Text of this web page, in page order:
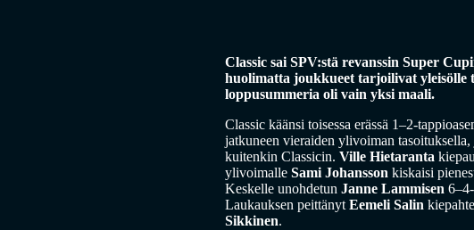
Classic sai SPV:stä revanssin Super
huolimatta joukkueet tarjoilivat yleisölle
loppusummeria oli vain yksi maali.
Classic käänsi toisessa erässä 1–2-
jatkuneen vieraiden ylivoiman tasoituksella,
kuitenkin Classicin. Ville Hietaranta
ylivoimalle Sami Johansson kiskaisi
Keskelle unohdetun Janne Lammisen
Laukauksen peittänyt Eemeli Salin
Sikkinen.